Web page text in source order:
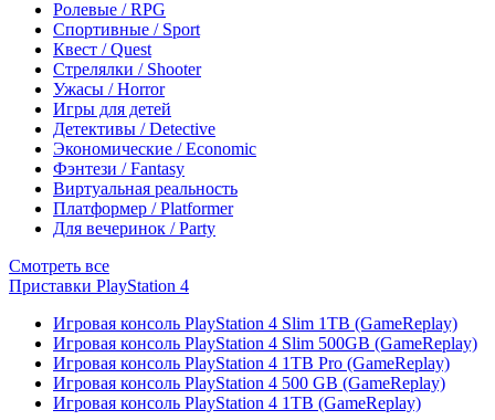
Ролевые / RPG
Спортивные / Sport
Квест / Quest
Стрелялки / Shooter
Ужасы / Horror
Игры для детей
Детективы / Detective
Экономические / Economic
Фэнтези / Fantasy
Виртуальная реальность
Платформер / Platformer
Для вечеринок / Party
Смотреть все
Приставки PlayStation 4
Игровая консоль PlayStation 4 Slim 1TB (GameReplay)
Игровая консоль PlayStation 4 Slim 500GB (GameReplay)
Игровая консоль PlayStation 4 1TB Pro (GameReplay)
Игровая консоль PlayStation 4 500 GB (GameReplay)
Игровая консоль PlayStation 4 1TB (GameReplay)